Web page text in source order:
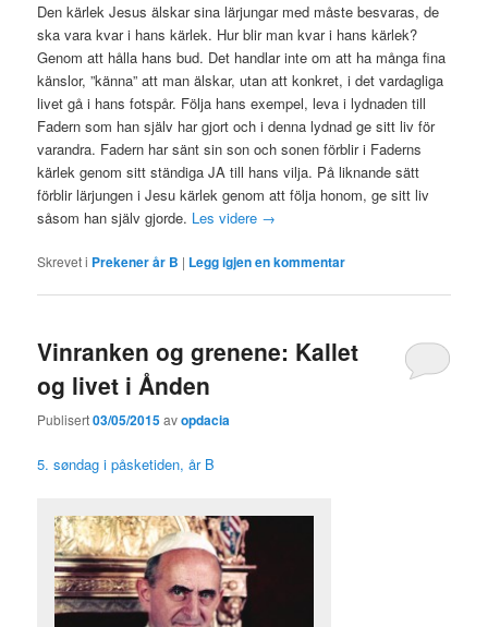
Den kärlek Jesus älskar sina lärjungar med måste besvaras, de
ska vara kvar i hans kärlek. Hur blir man kvar i hans kärlek?
Genom att hålla hans bud. Det handlar inte om att ha många fina
känslor, ”känna” att man älskar, utan att konkret, i det vardagliga
livet gå i hans fotspår. Följa hans exempel, leva i lydnaden till
Fadern som han själv har gjort och i denna lydnad ge sitt liv för
varandra. Fadern har sänt sin son och sonen förblir i Faderns
kärlek genom sitt ständiga JA till hans vilja. På liknande sätt
förblir lärjungen i Jesu kärlek genom att följa honom, ge sitt liv
såsom han själv gjorde. Les videre →
Skrevet i Prekener år B | Legg igjen en kommentar
Vinranken og grenene: Kallet
og livet i Ånden
Publisert03/05/2015avopdacia
5. søndag i påsketiden, år B